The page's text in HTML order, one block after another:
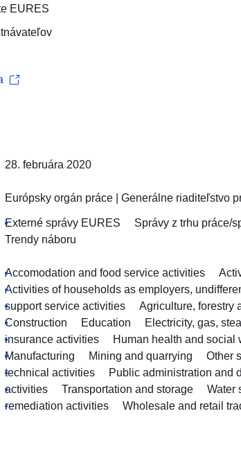
EURES
28. februára 2020
Európsky orgán práce Generálne riaditeľstvo
Externé správy EURES Správy z trhu práce/
Trendy náboru
Accomodation and food service activities
Activities of households as employers,
support service activities
Agriculture, forestry
Construction
Education Electricity, gas,
insurance activities
Human health and social
Manufacturing
Mining and quarrying Other
technical activities
Public administration and
activities
Transportation and storage
Water
remediation activities
Wholesale and retail